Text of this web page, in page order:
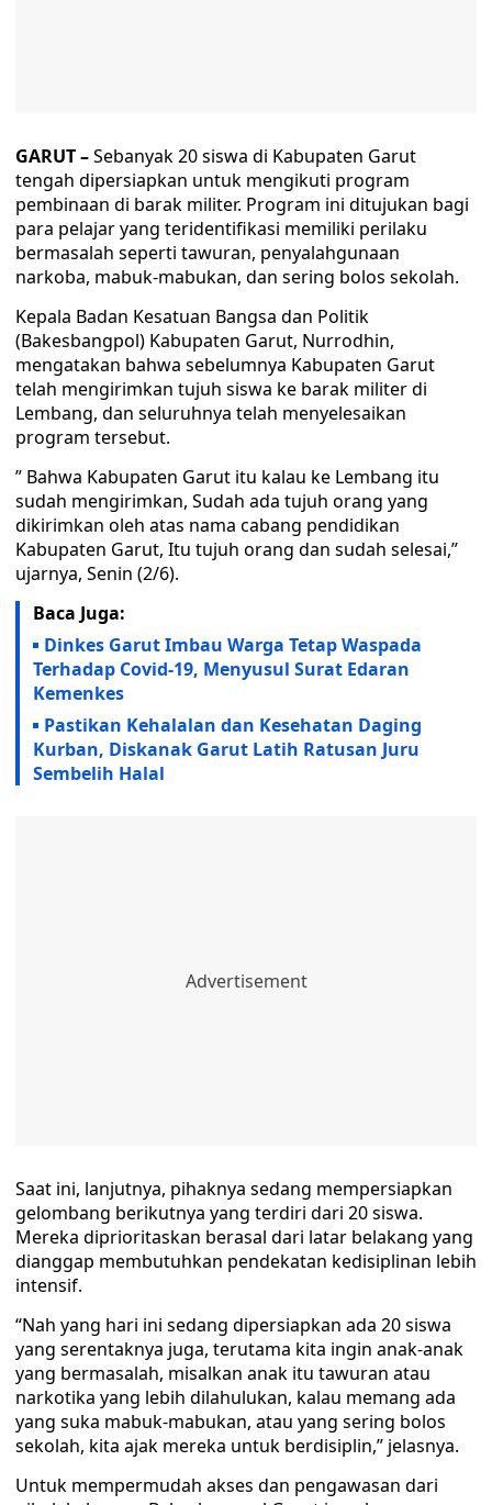
GARUT –Sebanyak 20 siswa di Kabupaten Garut
tengah dipersiapkan untuk mengikuti program
pembinaan di barak militer. Program ini ditujukan bagi
para pelajar yang teridentifikasi memiliki perilaku
bermasalah seperti tawuran, penyalahgunaan
narkoba, mabuk-mabukan, dan sering bolos sekolah.
Kepala Badan Kesatuan Bangsa dan Politik
(Bakesbangpol) Kabupaten Garut, Nurrodhin,
mengatakan bahwa sebelumnya Kabupaten Garut
telah mengirimkan tujuh siswa ke barak militer di
Lembang, dan seluruhnya telah menyelesaikan
program tersebut.
” Bahwa Kabupaten Garut itu kalau ke Lembang itu
sudah mengirimkan, Sudah ada tujuh orang yang
dikirimkan oleh atas nama cabang pendidikan
Kabupaten Garut, Itu tujuh orang dan sudah selesai,”
ujarnya, Senin (2/6).
Baca Juga:
Dinkes Garut Imbau Warga Tetap Waspada
Terhadap Covid-19, Menyusul Surat Edaran
Kemenkes
Pastikan Kehalalan dan Kesehatan Daging
Kurban, Diskanak Garut Latih Ratusan Juru
Sembelih Halal
Saat ini, lanjutnya, pihaknya sedang mempersiapkan
gelombang berikutnya yang terdiri dari 20 siswa.
Mereka diprioritaskan berasal dari latar belakang yang
dianggap membutuhkan pendekatan kedisiplinan lebih
intensif.
“Nah yang hari ini sedang dipersiapkan ada 20 siswa
yang serentaknya juga, terutama kita ingin anak-anak
yang bermasalah, misalkan anak itu tawuran atau
narkotika yang lebih dilahulukan, kalau memang ada
yang suka mabuk-mabukan, atau yang sering bolos
sekolah, kita ajak mereka untuk berdisiplin,” jelasnya.
Untuk mempermudah akses dan pengawasan dari